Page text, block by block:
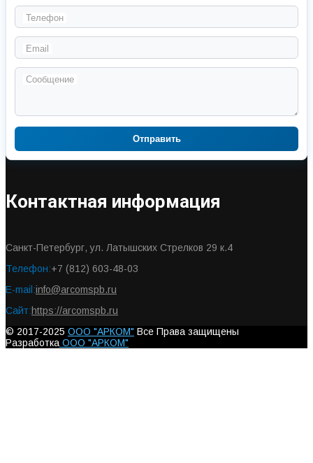
Телефон
Email
Сообщение
Отправить
Контактная информация
Санкт-Петербург, ул. Латышских Стрелков 29 к.4
Телефон:+7 (812) 603-48-03
E-mail:info@arcomspb.ru
Сайт:https://arcomspb.ru
© 2017-2025 ООО "АРКОМ" Все Права защищены
Разработка ООО "АРКОМ"